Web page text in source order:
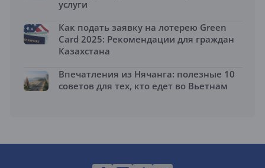
услуги
Как подать заявку на лотерею Green
Card 2025: Рекомендации для граждан
Казахстана
Впечатления из Нячанга: полезные 10
советов для тех, кто едет во Вьетнам